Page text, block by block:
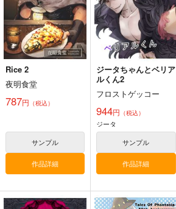
Rice 2
夜明食堂
787円 （税込）
サンプル
作品詳細
ジータちゃんとベリア
ルくん2
フロストゲッコー
944円 （税込）
ジータ
サンプル
作品詳細